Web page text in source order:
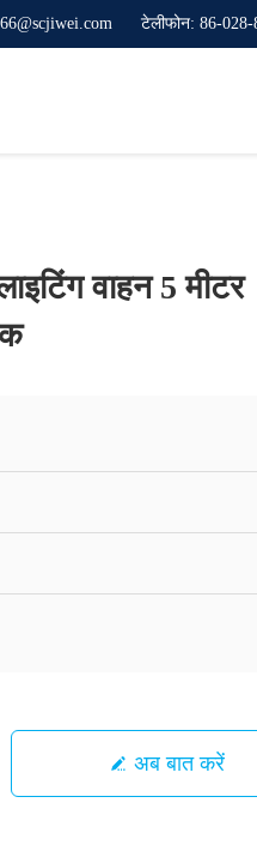
टेलीफोन: 86-028-
वाहन 5 मीटर
अब बात करें